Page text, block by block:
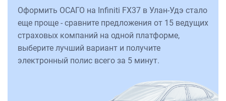
Оформить ОСАГО на Infiniti FX37 в Улан-Удэ стало
еще проще - сравните предложения от 15 ведущих
страховых компаний на одной платформе,
выберите лучший вариант и получите
электронный полис всего за 5 минут.